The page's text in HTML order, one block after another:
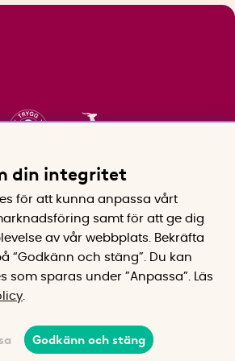
din integritet
för att kunna anpassa vårt
samt för att ge dig
av vår webbplats.
Bekräfta
“Godkänn och stäng”. Du kan
som sparas under ”Anpassa”.
Läs
Godkänn och stäng